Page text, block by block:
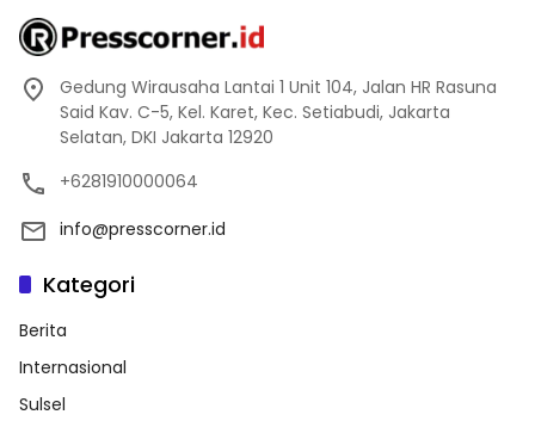
Gedung Wirausaha Lantai 1 Unit 104, Jalan HR Rasuna
Said Kav. C-5, Kel. Karet, Kec. Setiabudi, Jakarta
Selatan, DKI Jakarta 12920
+6281910000064
info@presscorner.id
Kategori
Berita
Internasional
Sulsel